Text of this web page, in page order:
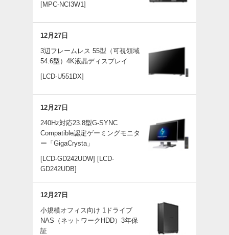
[MPC-NCI3W1]
12月27日
3辺フレームレス 55型（可視領域
54.6型）4K液晶ディスプレイ
[LCD-U551DX]
12月27日
240Hz対応23.8型G-SYNC
Compatible認定ゲーミングモニタ
ー「GigaCrysta」
[LCD-GD242UDW] [LCD-
GD242UDB]
12月27日
小規模オフィス向け 1ドライブ
NAS（ネットワークHDD）3年保
証